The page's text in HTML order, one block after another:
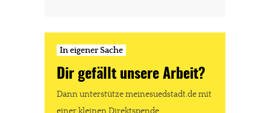
In eigener Sache
Dir gefällt unsere Arbeit?
Dann unterstütze meinesuedstadt.de mit